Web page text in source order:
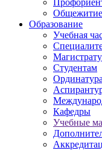
Общежитие
Образование
Учебная
Студентам
Ординатура
Кафедры
Учебные